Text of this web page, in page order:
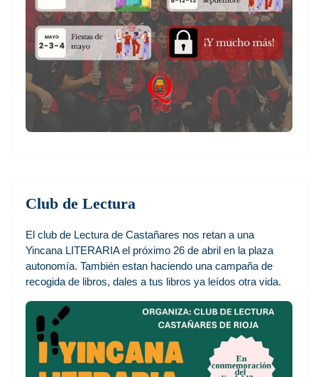
Club de Lectura
El club de Lectura de Castañares nos retan a una
Yincana LITERARIA el próximo 26 de abril en la plaza
autonomía. También estan haciendo una campaña de
recogida de libros, dales a tus libros ya leídos otra vida.